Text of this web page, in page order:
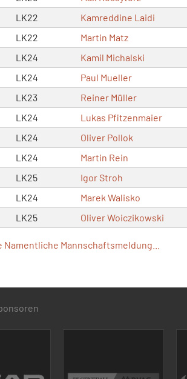
LK22 Kamreddine Laidi
LK22 Martin Matz
LK24 Kamil Michalski
LK24 Paul Mueller
LK23 Reiner Müller
LK24 Lukas Pfitzenmaier
LK24 Oliver Pollok
LK24 Martin Rein
LK25 Igor Stroh
LK24 Marek Walisko
LK25 Oliver Woiczikowski
Namentliche Mannschaftsmeldung...